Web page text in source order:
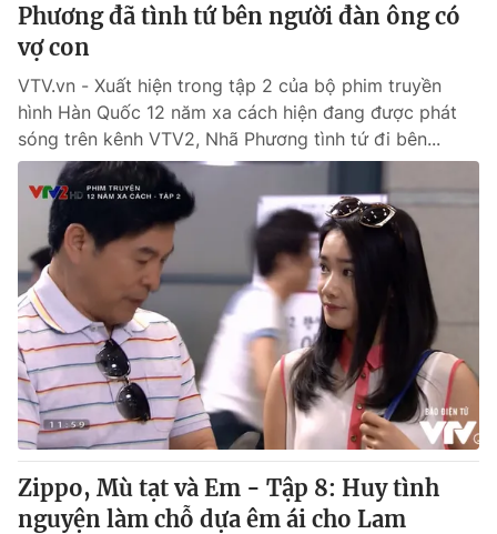
Phương đã tình tứ bên người đàn ông có
vợ con
VTV.vn - Xuất hiện trong tập 2 của bộ phim truyền
hình Hàn Quốc 12 năm xa cách hiện đang được phát
sóng trên kênh VTV2, Nhã Phương tình tứ đi bên...
Zippo, Mù tạt và Em - Tập 8: Huy tình
nguyện làm chỗ dựa êm ái cho Lam